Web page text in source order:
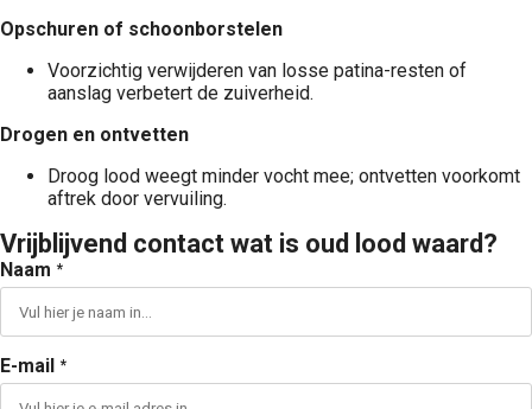
Opschuren of schoonborstelen
Voorzichtig verwijderen van losse patina-resten of
aanslag verbetert de zuiverheid.
Drogen en ontvetten
Droog lood weegt minder vocht mee; ontvetten voorkomt
aftrek door vervuiling.
Vrijblijvend contact wat is oud lood waard?
Naam *
E-mail *